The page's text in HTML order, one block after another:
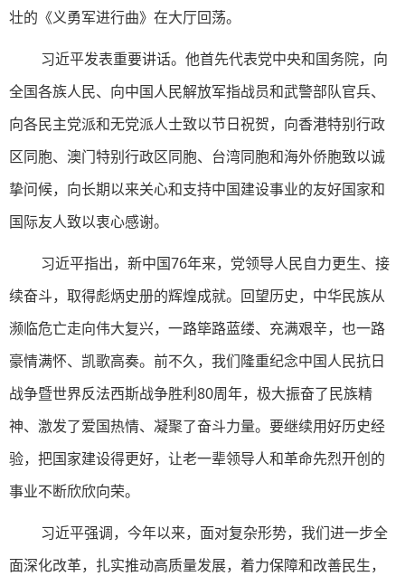
壮的《义勇军进行曲》在大厅回荡。
习近平发表重要讲话。他首先代表党中央和国务院，向
全国各族人民、向中国人民解放军指战员和武警部队官兵、
向各民主党派和无党派人士致以节日祝贺，向香港特别行政
区同胞、澳门特别行政区同胞、台湾同胞和海外侨胞致以诚
挚问候，向长期以来关心和支持中国建设事业的友好国家和
国际友人致以衷心感谢。
习近平指出，新中国76年来，党领导人民自力更生、接
续奋斗，取得彪炳史册的辉煌成就。回望历史，中华民族从
濒临危亡走向伟大复兴，一路筚路蓝缕、充满艰辛，也一路
豪情满怀、凯歌高奏。前不久，我们隆重纪念中国人民抗日
战争暨世界反法西斯战争胜利80周年，极大振奋了民族精
神、激发了爱国热情、凝聚了奋斗力量。要继续用好历史经
验，把国家建设得更好，让老一辈领导人和革命先烈开创的
事业不断欣欣向荣。
习近平强调，今年以来，面对复杂形势，我们进一步全
面深化改革，扎实推动高质量发展，着力保障和改善民生，